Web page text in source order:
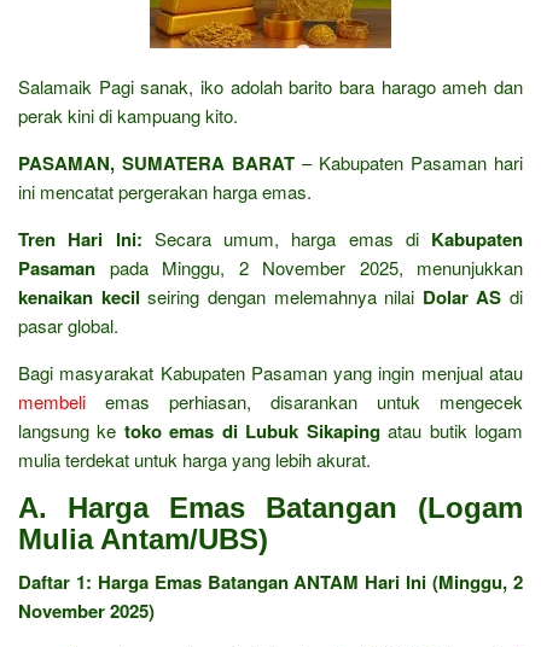
Salamaik Pagi sanak, iko adolah barito bara harago ameh dan
perak kini di kampuang kito.
PASAMAN, SUMATERA BARAT – Kabupaten Pasaman hari
ini mencatat pergerakan harga emas.
Tren Hari Ini: Secara umum, harga emas di Kabupaten
Pasaman pada Minggu, 2 November 2025, menunjukkan
kenaikan kecil seiring dengan melemahnya nilai Dolar AS di
pasar global.
Bagi masyarakat Kabupaten Pasaman yang ingin menjual atau
membeli emas perhiasan, disarankan untuk mengecek
langsung ke toko emas di Lubuk Sikapingatau butik logam
mulia terdekat untuk harga yang lebih akurat.
A. Harga Emas Batangan (Logam
Mulia Antam/UBS)
Daftar 1: Harga Emas Batangan ANTAM Hari Ini (Minggu, 2
November 2025)